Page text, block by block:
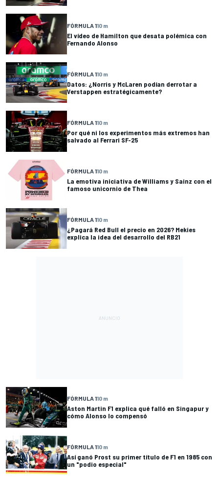
FÓRMULA 110 m
El vídeo de Hamilton que desata polémica con
Fernando Alonso
FÓRMULA 110 m
Datos: ¿Norris y McLaren podían derrotar a
Verstappen estratégicamente?
FÓRMULA 110 m
Por qué ni los experimentos más extremos han
salvado al Ferrari SF-25
FÓRMULA 110 m
La emotiva iniciativa de Williams y Sainz con el
famoso unicornio de Thea
FÓRMULA 110 m
¿Pagará Red Bull el precio en 2026? Mekies
explica la idea del desarrollo del RB21
FÓRMULA 110 m
Aston Martin F1 explica qué falló en Singapur y
cómo Alonso lo compensó
FÓRMULA 110 m
Así ganó Prost su primer título de F1 en 1985 con
un "podio especial"